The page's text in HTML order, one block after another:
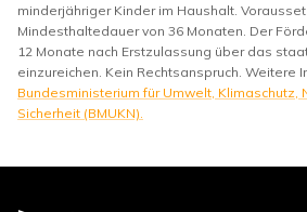
minderjähriger Kinder im Haushalt.
Mindesthaltedauer von 36 Monaten. Der
12 Monate nach Erstzulassung über das
einzureichen. Kein Rechtsanspruch. Weitere
Bundesministerium für Umwelt, Klimaschutz,
Sicherheit (BMUKN).